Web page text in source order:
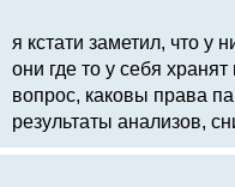
я кстати заметил, что у
они где то у себя
вопрос, каковы права
результаты анализов,